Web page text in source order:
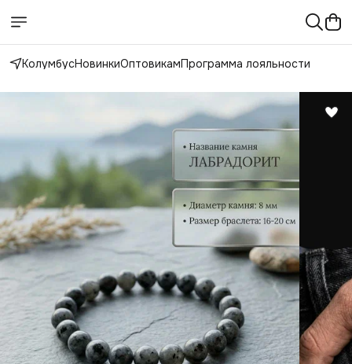
КолумбусНовинкиОптовикамПрограмма лояльности